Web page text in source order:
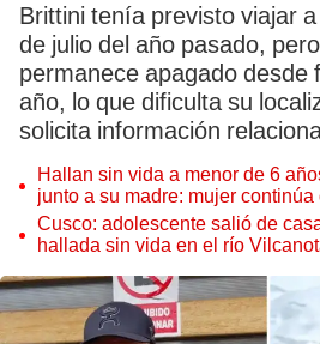
Brittini tenía previsto viajar
de julio del año pasado,
permanece apagado desde
año, lo que dificulta su
solicita información
Hallan sin vida a menor de 6
junto a su madre: mujer
Cusco: adolescente salió de
hallada sin vida en el río